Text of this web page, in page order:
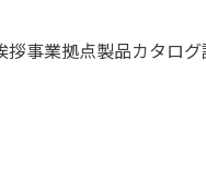
拶事業拠点製品カタログ